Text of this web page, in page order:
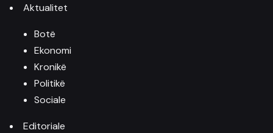
Aktualitet
Botë
Ekonomi
Kronikë
Politikë
Sociale
Editoriale